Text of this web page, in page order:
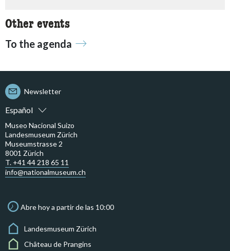
Other events
To the agenda
Español
Newsletter
Museo Nacional Suizo
Landesmuseum Zürich
Museumstrasse 2
8001 Zürich
T. +41 44 218 65 11
info@nationalmuseum.ch
Abre hoy a partir de las 10:00
Landesmuseum Zürich
Château de Prangins